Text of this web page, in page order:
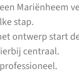
Mariënheem
stap.
ontwerp start
centraal.